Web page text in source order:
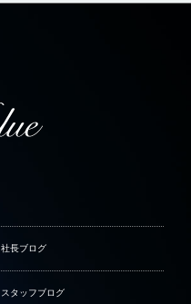
社長ブログ
スタッフブログ